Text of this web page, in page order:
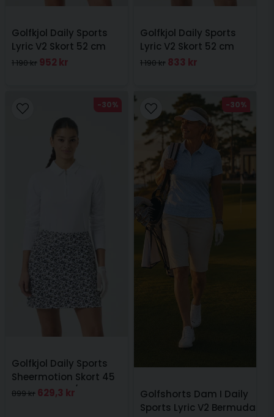
Golfkjol Daily Sports
Lyric V2 Skort 52 cm
Navy
1 190 kr 952 kr
Golfkjol Daily Sports
Lyric V2 Skort 52 cm
Oyster
1 190 kr 833 kr
Golfkjol Daily Sports
Sheermotion Skort 45
cm Leo Svart/Vit
899 kr 629,3 kr
-30%
Golfshorts Dam I Daily
Sports Lyric V2 Bermuda
-30%